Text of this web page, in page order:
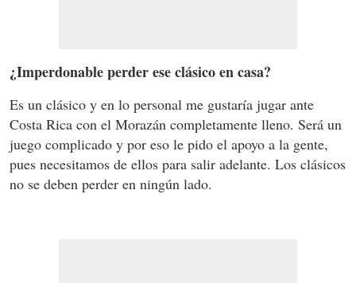
¿Imperdonable perder ese clásico en casa?
Es un clásico y en lo personal me gustaría jugar ante
Costa Rica con el Morazán completamente lleno. Será un
juego complicado y por eso le pido el apoyo a la gente,
pues necesitamos de ellos para salir adelante. Los clásicos
no se deben perder en ningún lado.